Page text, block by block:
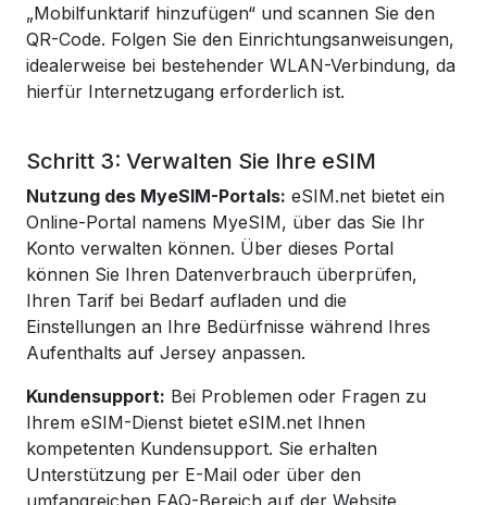
„Mobilfunktarif hinzufügen“ und scannen Sie den
QR-Code. Folgen Sie den Einrichtungsanweisungen,
idealerweise bei bestehender WLAN-Verbindung, da
hierfür Internetzugang erforderlich ist.
Schritt 3: Verwalten Sie Ihre eSIM
Nutzung des MyeSIM-Portals: eSIM.net bietet ein
Online-Portal namens MyeSIM, über das Sie Ihr
Konto verwalten können. Über dieses Portal
können Sie Ihren Datenverbrauch überprüfen,
Ihren Tarif bei Bedarf aufladen und die
Einstellungen an Ihre Bedürfnisse während Ihres
Aufenthalts auf Jersey anpassen.
Kundensupport: Bei Problemen oder Fragen zu
Ihrem eSIM-Dienst bietet eSIM.net Ihnen
kompetenten Kundensupport. Sie erhalten
Unterstützung per E-Mail oder über den
umfangreichen FAQ-Bereich auf der Website.